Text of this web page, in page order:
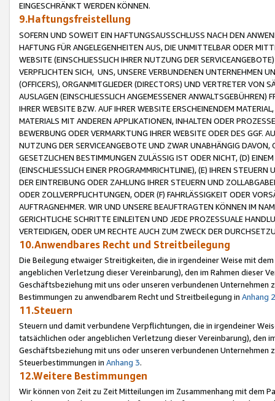
EINGESCHRÄNKT WERDEN KÖNNEN.
9.Haftungsfreistellung
SOFERN UND SOWEIT EIN HAFTUNGSAUSSCHLUSS NACH DEN
HAFTUNG FÜR ANGELEGENHEITEN AUS, DIE UNMITTELBAR ODER
WEBSITE (EINSCHLIESSLICH IHRER NUTZUNG DER
VERPFLICHTEN SICH, UNS, UNSERE VERBUNDENEN UNTERNEHMEN
(OFFICERS), ORGANMITGLIEDER (DIRECTORS) UND VERTRETER VON
AUSLAGEN (EINSCHLIESSLICH ANGEMESSENER
IHRER WEBSITE BZW. AUF IHRER WEBSITE ERSCHEINENDEM
MATERIALS MIT ANDEREN APPLIKATIONEN, INHALTEN ODER
BEWERBUNG ODER VERMARKTUNG IHRER WEBSITE ODER DES GGF.
NUTZUNG DER SERVICEANGEBOTE UND ZWAR UNABHÄNGIG
GESETZLICHEN BESTIMMUNGEN ZULÄSSIG IST ODER NICHT, (D)
(EINSCHLIESSLICH EINER PROGRAMMRICHTLINIE), (E) IHREN
DER EINTREIBUNG ODER ZAHLUNG IHRER STEUERN UND
ODER ZOLLVERPFLICHTUNGEN, ODER (F) FAHRLÄSSIGKEIT ODER
AUFTRAGNEHMER. WIR UND UNSERE BEAUFTRAGTEN KÖNNEN IM
GERICHTLICHE SCHRITTE EINLEITEN UND JEDE PROZESSUALE
VERTEIDIGEN, ODER UM RECHTE AUCH ZUM ZWECK DER
10.Anwendbares Recht und Streitbeilegung
Die Beilegung etwaiger Streitigkeiten, die in irgendeiner Weise mit
angeblichen Verletzung dieser Vereinbarung), den im Rahmen dieser
Geschäftsbeziehung mit uns oder unseren verbundenen
Bestimmungen zu anwendbarem Recht und Streitbeilegung in Anhang 2
11.Steuern
Steuern und damit verbundene Verpflichtungen, die in irgendeiner
tatsächlichen oder angeblichen Verletzung dieser Vereinbarung), den
Geschäftsbeziehung mit uns oder unseren verbundenen
Steuerbestimmungen in Anhang 3.
12.Weitere Bestimmungen
Wir können von Zeit zu Zeit Mitteilungen im Zusammenhang mit dem